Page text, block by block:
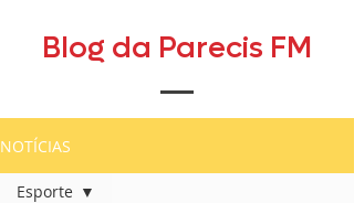
Blog da Parecis FM
NOTÍCIAS
Esporte